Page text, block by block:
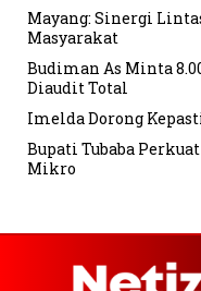
Mayang: Sinergi
Masyarakat
Budiman As Minta
Diaudit Total
Imelda Dorong
Bupati Tubaba
Mikro